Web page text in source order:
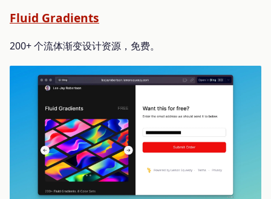
Fluid Gradients
200+ 个流体渐变设计资源，免费。